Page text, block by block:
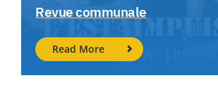
Revue communale
Read More